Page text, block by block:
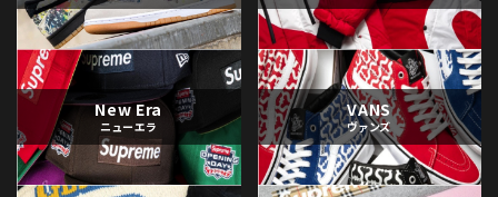
New Era
ニューエラ
VANS
ヴァンズ